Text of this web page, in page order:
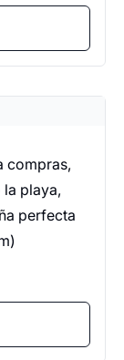
compras,
playa,
perfecta